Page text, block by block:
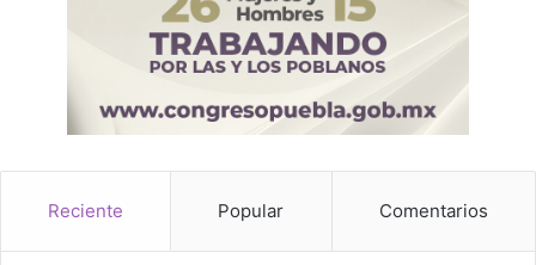
Reciente Popular Comentarios